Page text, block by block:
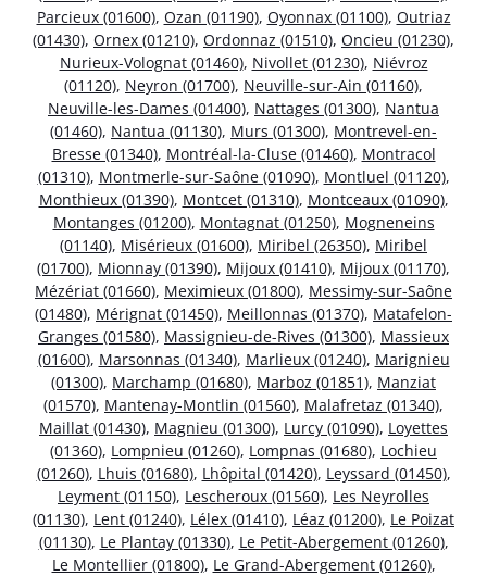
Parcieux (01600), Ozan (01190), Oyonnax (01100), Outriaz
(01430), Ornex (01210), Ordonnaz (01510), Oncieu (01230),
Nurieux-Volognat (01460), Nivollet (01230), Niévroz
(01120), Neyron (01700), Neuville-sur-Ain (01160),
Neuville-les-Dames (01400), Nattages (01300), Nantua
(01460), Nantua (01130), Murs (01300), Montrevel-en-
Bresse (01340), Montréal-la-Cluse (01460), Montracol
(01310), Montmerle-sur-Saône (01090), Montluel (01120),
Monthieux (01390), Montcet (01310), Montceaux (01090),
Montanges (01200), Montagnat (01250), Mogneneins
(01140), Misérieux (01600), Miribel (26350), Miribel
(01700), Mionnay (01390), Mijoux (01410), Mijoux (01170),
Mézériat (01660), Meximieux (01800), Messimy-sur-Saône
(01480), Mérignat (01450), Meillonnas (01370), Matafelon-
Granges (01580), Massignieu-de-Rives (01300), Massieux
(01600), Marsonnas (01340), Marlieux (01240), Marignieu
(01300), Marchamp (01680), Marboz (01851), Manziat
(01570), Mantenay-Montlin (01560), Malafretaz (01340),
Maillat (01430), Magnieu (01300), Lurcy (01090), Loyettes
(01360), Lompnieu (01260), Lompnas (01680), Lochieu
(01260), Lhuis (01680), Lhôpital (01420), Leyssard (01450),
Leyment (01150), Lescheroux (01560), Les Neyrolles
(01130), Lent (01240), Lélex (01410), Léaz (01200), Le Poizat
(01130), Le Plantay (01330), Le Petit-Abergement (01260),
Le Montellier (01800), Le Grand-Abergement (01260),